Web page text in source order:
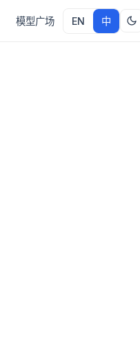
模型广场 EN 中